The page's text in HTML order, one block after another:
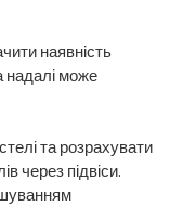
наявність
надалі може
та розрахувати
через підвіси.